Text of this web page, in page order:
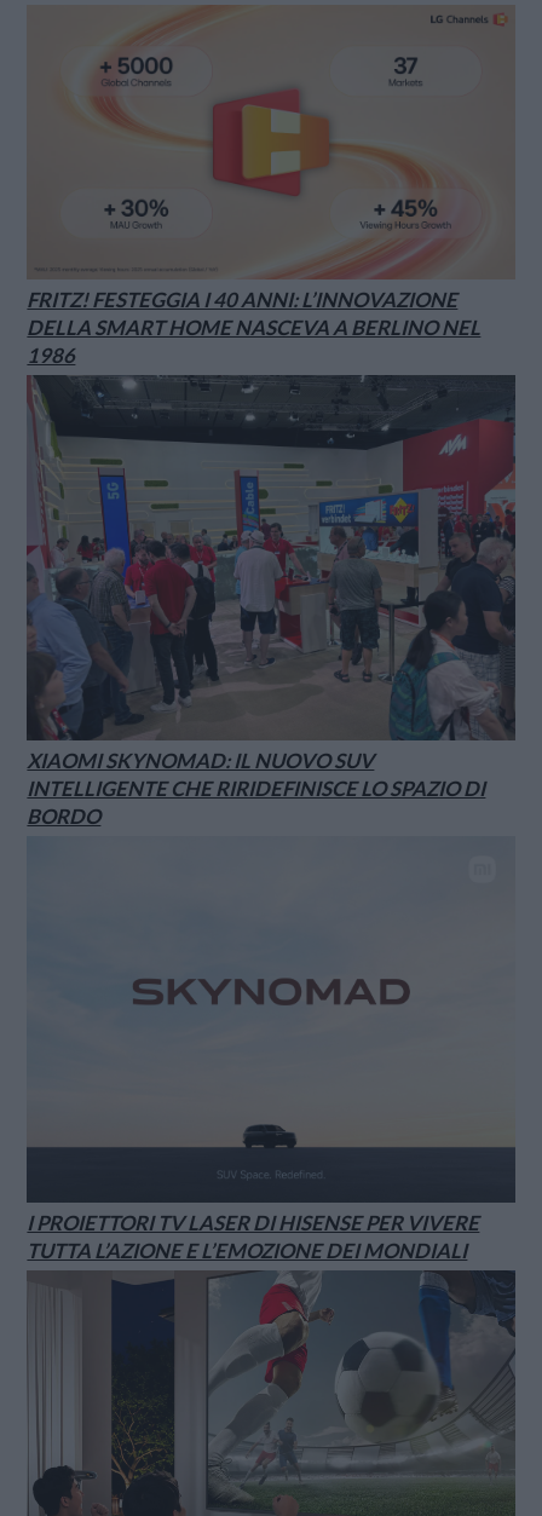
FRITZ! FESTEGGIA I 40 ANNI: L’INNOVAZIONE
DELLA SMART HOME NASCEVA A BERLINO NEL
1986
XIAOMI SKYNOMAD: IL NUOVO SUV
INTELLIGENTE CHE RIRIDEFINISCE LO SPAZIO DI
BORDO
I PROIETTORI TV LASER DI HISENSE PER VIVERE
TUTTA L’AZIONE E L’EMOZIONE DEI MONDIALI